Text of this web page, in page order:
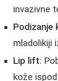
invazivne
Podizanje
mladolikiji
Lip lift:
kože